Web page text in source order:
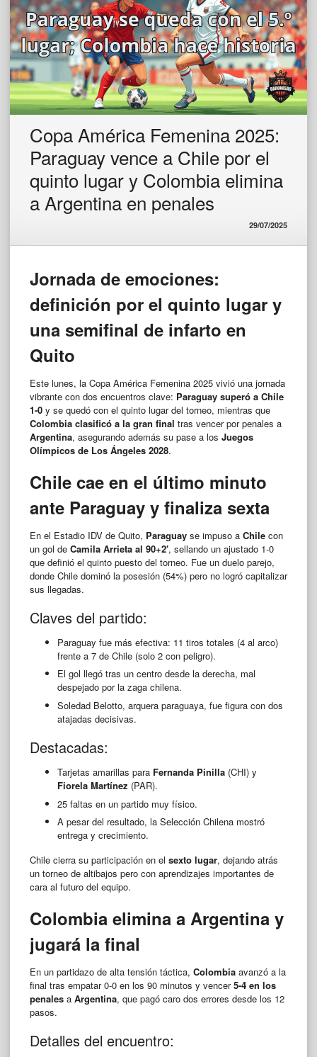
Copa América Femenina 2025:
Paraguay vence a Chile por el
quinto lugar y Colombia elimina
a Argentina en penales
29/07/2025
Jornada de emociones:
definición por el quinto lugar y
una semifinal de infarto en
Quito
Este lunes, la Copa América Femenina 2025 vivió una jornada
vibrante con dos encuentros clave: Paraguay superó a Chile
1-0 y se quedó con el quinto lugar del torneo, mientras que
Colombia clasificó a la gran final tras vencer por penales a
Argentina, asegurando además su pase a los Juegos
Olímpicos de Los Ángeles 2028.
Chile cae en el último minuto
ante Paraguay y finaliza sexta
En el Estadio IDV de Quito, Paraguay se impuso a Chile con
un gol de Camila Arrieta al 90+2′, sellando un ajustado 1-0
que definió el quinto puesto del torneo. Fue un duelo parejo,
donde Chile dominó la posesión (54%) pero no logró capitalizar
sus llegadas.
Claves del partido:
Paraguay fue más efectiva: 11 tiros totales (4 al arco)
frente a 7 de Chile (solo 2 con peligro).
El gol llegó tras un centro desde la derecha, mal
despejado por la zaga chilena.
Soledad Belotto, arquera paraguaya, fue figura con dos
atajadas decisivas.
Destacadas:
Tarjetas amarillas para Fernanda Pinilla (CHI) y
Fiorela Martínez (PAR).
25 faltas en un partido muy físico.
A pesar del resultado, la Selección Chilena mostró
entrega y crecimiento.
Chile cierra su participación en el sexto lugar, dejando atrás
un torneo de altibajos pero con aprendizajes importantes de
cara al futuro del equipo.
Colombia elimina a Argentina y
jugará la final
En un partidazo de alta tensión táctica, Colombia avanzó a la
final tras empatar 0-0 en los 90 minutos y vencer5-4 en los
penales a Argentina, que pagó caro dos errores desde los 12
pasos.
Detalles del encuentro: